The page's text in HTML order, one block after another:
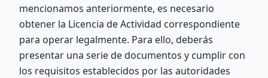
mencionamos anteriormente, es necesario
obtener la Licencia de Actividad correspondiente
para operar legalmente. Para ello, deberás
presentar una serie de documentos y cumplir con
los requisitos establecidos por las autoridades